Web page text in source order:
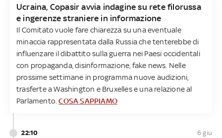
Ucraina, Copasir avvia indagine su rete filorussa
e ingerenze straniere in informazione
Il Comitato vuole fare chiarezza su una eventuale
minaccia rappresentata dalla Russia che tenterebbe di
influenzare il dibattito sulla guerra nei Paesi occidentali
con propaganda, disinformazione, fake news. Nelle
prossime settimane in programma nuove audizioni,
trasferte a Washington e Bruxelles e una relazione al
Parlamento.COSA SAPPIAMO
22:10 6 giu